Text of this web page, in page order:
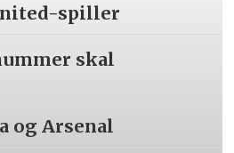
spiller
skal
og Arsenal